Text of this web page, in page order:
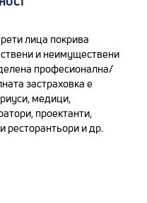
лица покрива
и неимуществени
професионална/
застраховка е
медици,
проектанти,
ресторантьори и др.